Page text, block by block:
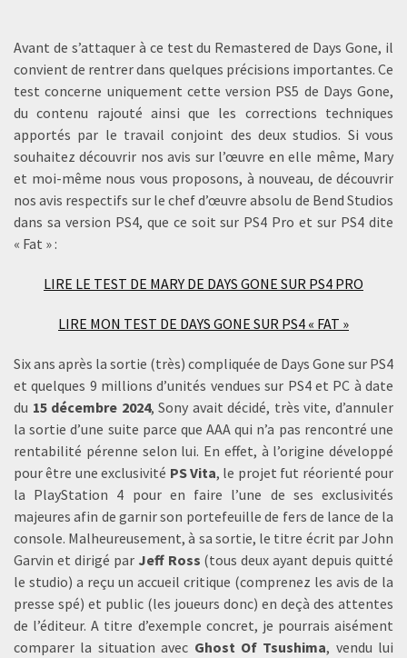
Avant de s’attaquer à ce test du Remastered de Days Gone, il
convient de rentrer dans quelques précisions importantes. Ce
test concerne uniquement cette version PS5 de Days Gone,
du contenu rajouté ainsi que les corrections techniques
apportés par le travail conjoint des deux studios. Si vous
souhaitez découvrir nos avis sur l’œuvre en elle même, Mary
et moi-même nous vous proposons, à nouveau, de découvrir
nos avis respectifs sur le chef d’œuvre absolu de Bend Studios
dans sa version PS4, que ce soit sur PS4 Pro et sur PS4 dite
« Fat » :
LIRE LE TEST DE MARY DE DAYS GONE SUR PS4 PRO
LIRE MON TEST DE DAYS GONE SUR PS4 « FAT »
Six ans après la sortie (très) compliquée de Days Gone sur PS4
et quelques 9 millions d’unités vendues sur PS4 et PC à date
du 15 décembre 2024, Sony avait décidé, très vite, d’annuler
la sortie d’une suite parce que AAA qui n’a pas rencontré une
rentabilité pérenne selon lui. En effet, à l’origine développé
pour être une exclusivité PS Vita, le projet fut réorienté pour
la PlayStation 4 pour en faire l’une de ses exclusivités
majeures afin de garnir son portefeuille de fers de lance de la
console. Malheureusement, à sa sortie, le titre écrit par John
Garvin et dirigé par Jeff Ross (tous deux ayant depuis quitté
le studio) a reçu un accueil critique (comprenez les avis de la
presse spé) et public (les joueurs donc) en deçà des attentes
de l’éditeur. A titre d’exemple concret, je pourrais aisément
comparer la situation avec Ghost Of Tsushima, vendu lui